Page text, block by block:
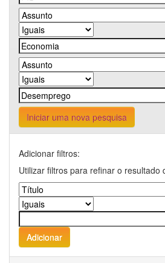
Iniciar uma nova pesquisa
Adicionar filtros:
Utilizar filtros para refinar o resultado